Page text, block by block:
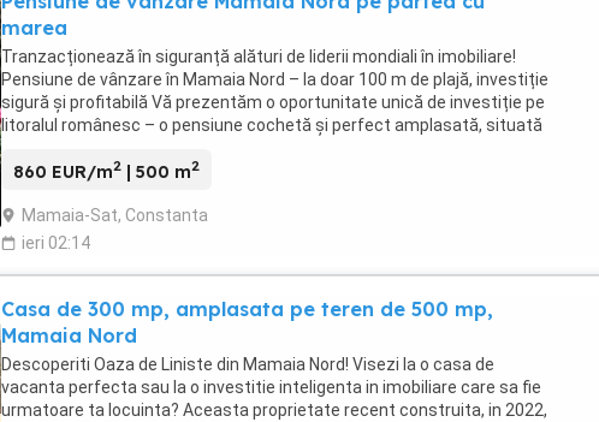
marea
Tranzacționează în siguranță alături de liderii mondiali în imobiliare!
Pensiune de vânzare în Mamaia Nord – la doar 100 m de plajă, investiție
sigură și profitabilă Vă prezentăm o oportunitate unică de investiție pe
litoralul românesc – o pensiune cochetă și perfect amplasată, situată
860 EUR/m2 | 500 m2
Mamaia-Sat, Constanta
ieri 02:14
Casa de 300 mp, amplasata pe teren de 500 mp,
Mamaia Nord
Descoperiti Oaza de Liniste din Mamaia Nord! Visezi la o casa de
vacanta perfecta sau la o investitie inteligenta in imobiliare care sa fie
urmatoare ta locuinta? Aceasta proprietate recent construita, in 2022,